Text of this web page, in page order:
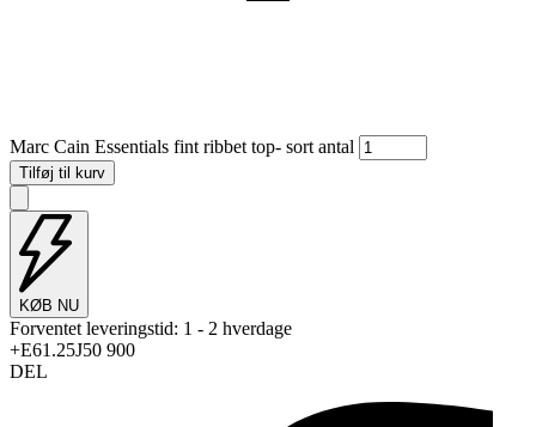
Marc Cain Essentials fint ribbet top- sort antal
Tilføj til kurv
KØB NU
Forventet leveringstid: 1 - 2 hverdage
+E61.25J50 900
DEL